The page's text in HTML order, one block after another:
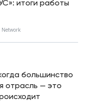
итоги работы
большинство
отрасль — это